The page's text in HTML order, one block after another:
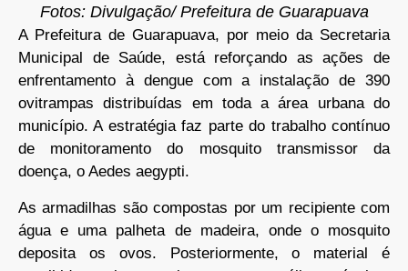
Fotos: Divulgação/ Prefeitura de Guarapuava
A Prefeitura de Guarapuava, por meio da Secretaria
Municipal de Saúde, está reforçando as ações de
enfrentamento à dengue com a instalação de 390
ovitrampas distribuídas em toda a área urbana do
município. A estratégia faz parte do trabalho contínuo
de monitoramento do mosquito transmissor da
doença, o Aedes aegypti.
As armadilhas são compostas por um recipiente com
água e uma palheta de madeira, onde o mosquito
deposita os ovos. Posteriormente, o material é